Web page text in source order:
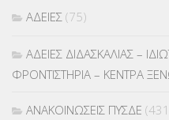
ΑΔΕΙΕΣ (75)
ΑΔΕΙΕΣ ΔΙΔΑΣΚΑΛΙΑΣ –
ΦΡΟΝΤΙΣΤΗΡΙΑ – ΚΕΝΤΡΑ
ΑΝΑΚΟΙΝΩΣΕΙΣ ΠΥΣΔΕ